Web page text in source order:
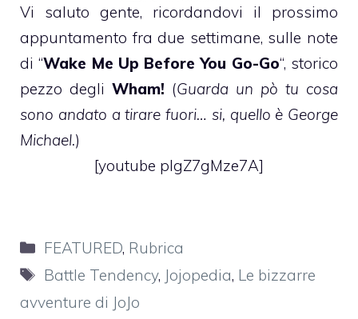
Vi saluto gente, ricordandovi il prossimo
appuntamento fra due settimane, sulle note
di “Wake Me Up Before You Go-Go“, storico
pezzo degli Wham! (Guarda un pò tu cosa
sono andato a tirare fuori… si, quello è George
Michael.)
[youtube pIgZ7gMze7A]
Categorie
FEATURED, Rubrica
Tag
Battle Tendency, Jojopedia, Le bizzarre
avventure di JoJo